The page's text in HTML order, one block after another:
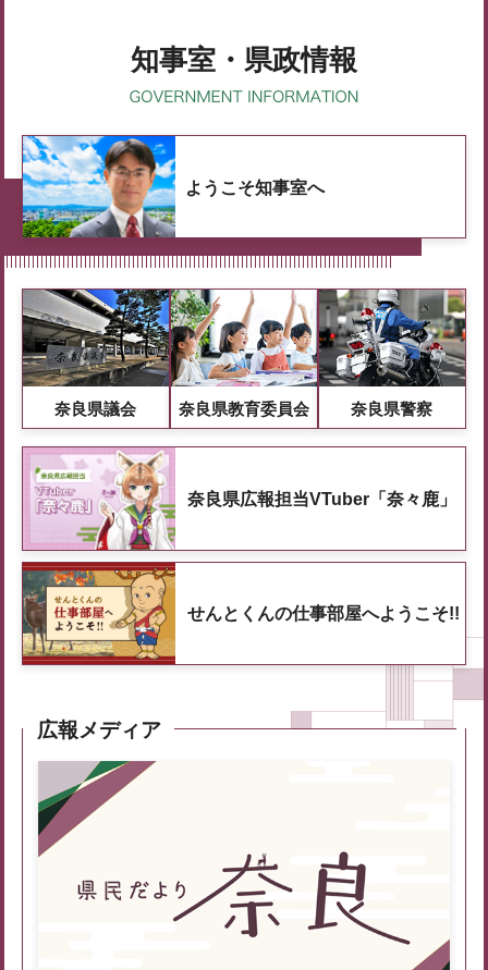
知事室・県政情報
ようこそ知事室へ
奈良県議会 奈良県教育委員会 奈良県警察
奈良県広報担当VTuber「奈々鹿」
せんとくんの仕事部屋へようこそ!!
広報メディア